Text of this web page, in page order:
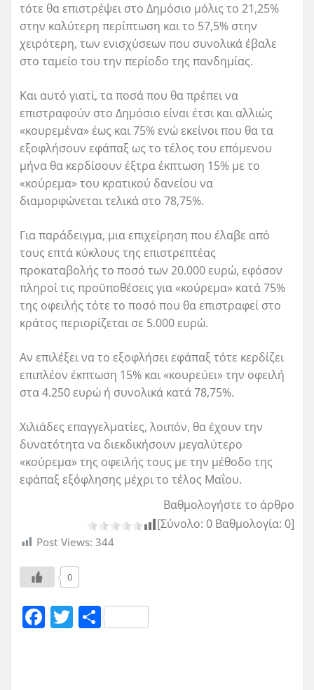
τότε θα επιστρέψει στο Δημόσιο μόλις το 21,25%
στην καλύτερη περίπτωση και το 57,5% στην
χειρότερη, των ενισχύσεων που συνολικά έβαλε
στο ταμείο του την περίοδο της πανδημίας.
Και αυτό γιατί, τα ποσά που θα πρέπει να
επιστραφούν στο Δημόσιο είναι έτσι και αλλιώς
«κουρεμένα» έως και 75% ενώ εκείνοι που θα τα
εξοφλήσουν εφάπαξ ως το τέλος του επόμενου
μήνα θα κερδίσουν έξτρα έκπτωση 15% με το
«κούρεμα» του κρατικού δανείου να
διαμορφώνεται τελικά στο 78,75%.
Για παράδειγμα, μια επιχείρηση που έλαβε από
τους επτά κύκλους της επιστρεπτέας
προκαταβολής το ποσό των 20.000 ευρώ, εφόσον
πληροί τις προϋποθέσεις για «κούρεμα» κατά 75%
της οφειλής τότε το ποσό που θα επιστραφεί στο
κράτος περιορίζεται σε 5.000 ευρώ.
Αν επιλέξει να το εξοφλήσει εφάπαξ τότε κερδίζει
επιπλέον έκπτωση 15% και «κουρεύει» την οφειλή
στα 4.250 ευρώ ή συνολικά κατά 78,75%.
Χιλιάδες επαγγελματίες, λοιπόν, θα έχουν την
δυνατότητα να διεκδικήσουν μεγαλύτερο
«κούρεμα» της οφειλής τους με την μέθοδο της
εφάπαξ εξόφλησης μέχρι το τέλος Μαΐου.
Βαθμολογήστε το άρθρο
[Σύνολο: 0 Βαθμολογία: 0]
Post Views: 344
0
F T Μ